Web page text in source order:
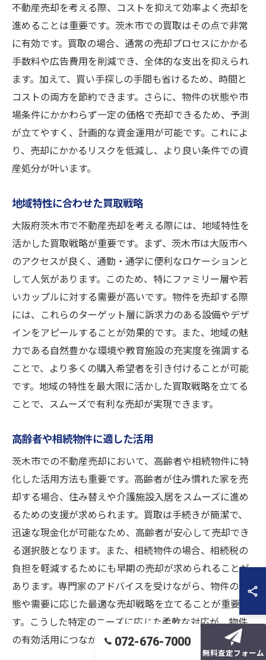
不動産売却を考える際、コストを抑えて効率よく売却を
進めることは重要です。茨木市での買取はその点で非常
に有効です。買取の場合、通常の売却プロセスにかかる
手数料や広告費用を削減でき、全体的な支出を抑えられ
ます。加えて、買い手探しの手間も省けるため、時間と
コストの両方を節約できます。さらに、物件の状態や市
場条件にかかわらず一定の価格で売却できるため、予測
が立てやすく、計画的な資金運用が可能です。これによ
り、売却にかかるリスクを低減し、より良い条件での資
産処分が叶います。
地域特性に合わせた買取戦略
大阪府茨木市で不動産売却を考える際には、地域特性を
活かした買取戦略が重要です。まず、茨木市は大阪市へ
のアクセスが良く、通勤・通学に便利なロケーションと
して人気があります。このため、特にファミリー層や若
いカップルに対する需要が高いです。物件を売却する際
には、これらのターゲット層に訴求力のある設備やデザ
インをアピールすることが効果的です。また、地域の魅
力である自然豊かな環境や教育施設の充実度を強調する
ことで、より多くの購入希望者を引き付けることが可能
です。地域の特性を最大限に活かした買取戦略を立てる
ことで、スムーズで有利な売却が実現できます。
高齢者や相続物件に適した活用
茨木市での不動産売却において、高齢者や相続物件に特
化した活用方法も重要です。高齢者が住み慣れた家を売
却する場合、住み替えや介護施設入居をスムーズに進め
るための支援が求められます。買取は手続きが簡潔で、
迅速な現金化が可能なため、高齢者が安心して売却でき
る選択肢となります。また、相続物件の場合、相続税の
負担を軽減するためにも早期の売却が求められることが
あります。専門家のアドバイスを受けながら、物件の状
態や需要に応じた最適な売却戦略を立てることが重要で
す。こうした特定のニーズに応じた柔軟な対応が、物件
の有効活用につながります。072-676-7000
無料査定フォーム